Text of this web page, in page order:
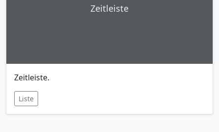
Zeitleiste
Zeitleiste.
Liste